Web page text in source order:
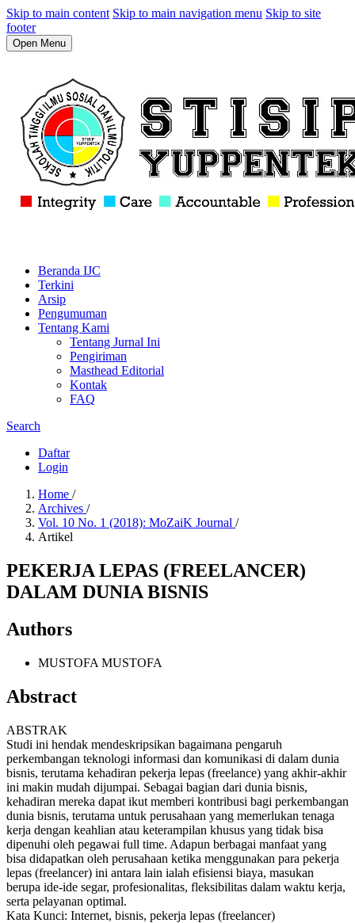
Skip to main content Skip to main navigation menu Skip to site
footer
Open Menu
Beranda IJC
Terkini
Arsip
Pengumuman
Tentang Kami
Tentang Jurnal Ini
Pengiriman
Masthead Editorial
Kontak
FAQ
Search
Daftar
Login
Home /
Archives /
Vol. 10 No. 1 (2018): MoZaiK Journal /
Artikel
PEKERJA LEPAS (FREELANCER)
DALAM DUNIA BISNIS
Authors
MUSTOFA MUSTOFA
Abstract
ABSTRAK
Studi ini hendak mendeskripsikan bagaimana pengaruh
perkembangan teknologi informasi dan komunikasi di dalam dunia
bisnis, terutama kehadiran pekerja lepas (freelance) yang akhir-akhir
ini makin mudah dijumpai. Sebagai bagian dari dunia bisnis,
kehadiran mereka dapat ikut memberi kontribusi bagi perkembangan
dunia bisnis, terutama untuk perusahaan yang memerlukan tenaga
kerja dengan keahlian atau keterampilan khusus yang tidak bisa
dipenuhi oleh pegawai full time. Adapun berbagai manfaat yang
bisa didapatkan oleh perusahaan ketika menggunakan para pekerja
lepas (freelancer) ini antara lain ialah efisiensi biaya, masukan
berupa ide-ide segar, profesionalitas, fleksibilitas dalam waktu kerja,
serta pelayanan optimal.
Kata Kunci: Internet, bisnis, pekerja lepas (freelancer)